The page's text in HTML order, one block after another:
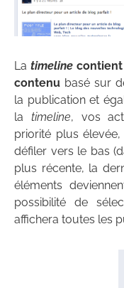
Latimeline
contenu basé sur
la publication et
la timeline, vos
priorité plus
défiler vers le bas
plus récente, la
éléments
possibilité de
affichera toutes les